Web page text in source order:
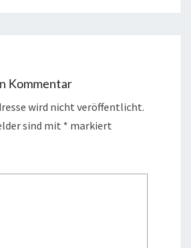
Kommentar
wird nicht veröffentlicht.
sind mit * markiert